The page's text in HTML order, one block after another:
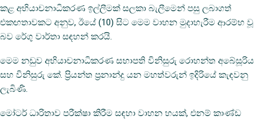
කළ අභියාචනාධිකරණ ඉල්ලීමක් සලකා බැලීමෙන් පසු ලබාගත්
එකඟතාවකට අනුව, ඊයේ (10) සිට මෙම වාහන මුදාහැරීම ආරම්භ වූ
බව රේගු වාර්තා සඳහන් කරයි.
මෙම නඩුව අභියාචනාධිකරණ සභාපති විනිසුරු රොහන්ත අබේසූරිය
සහ විනිසුරු කේ. ප්‍රියන්ත ප්‍රනාන්දු යන මහත්වරුන් ඉදිරියේ කැඳවනු
ලැබිණි.
මෝටර් ධාරිතාව පරීක්ෂා කිරීම සඳහා වාහන හයක්, එනම් කාණ්ඩ